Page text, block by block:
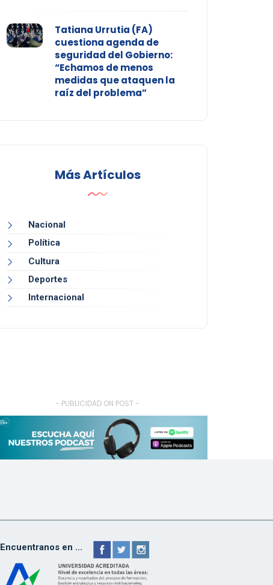
Tatiana Urrutia (FA)
cuestiona agenda de
seguridad del Gobierno:
“Echamos de menos
medidas que ataquen la
raíz del problema”
Más Artículos
Nacional
Política
Cultura
Deportes
Internacional
- PUBLICIDAD ON POST -
Encuentranos en ...